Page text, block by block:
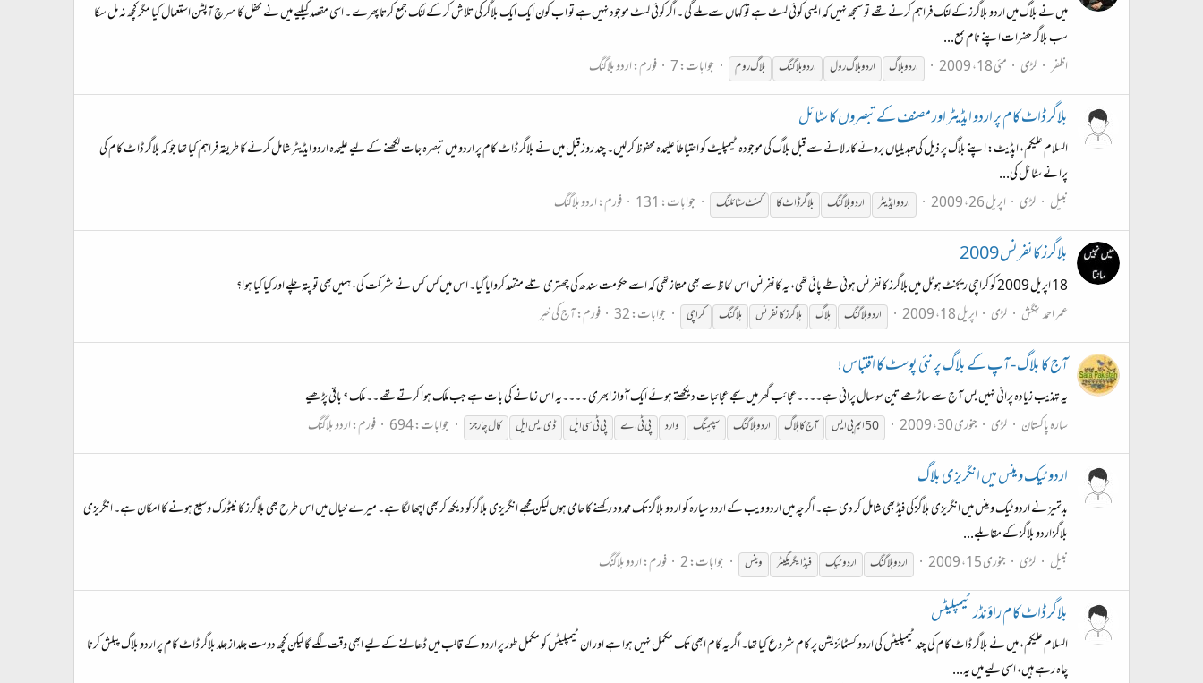
میں نے بلاگ میں اردو بلاگرز کے لنک فراہم کرنے تھے تو سمجھ نہیں کہ ایسی کوئی لسٹ ہے تو کہاں سے ملے گی ۔ اگر کوئی لسٹ‌ موجود نہیں‌ہے تو اب کون ایک ایک بلاگر کی تلاش کر کے لنک جمع کرتا پھرے ۔ اسی مقصد کیلیے میں نے محفل کا سرچ آپشن استعمال کیا مگر کچھ نہ مل سکا
سب بلاگر حضرات اپنے نام بمع...
اظفر لڑی مئی 18، 2009 اردوبلاگ اردوبلاگ رول اردوبلاگنگ بلاگ روم جوابات: 7 فورم:اردو بلاگنگ
بلاگر ڈاٹ کام پر اردو ایڈیٹر اور مصنف کے تبصروں کا سٹائل
السلام علیکم، اپڈیٹ: اپنے بلاگ پر ذیل کی تبدیلیاں بروئے کار لانے سے قبل بلاگ کی موجودہ ٹیمپلیٹ کو احتیاطاً علیحدہ محفوظ کر لیں۔ چند روز قبل میں نے بلاگر ڈاٹ کام پر اردو میں تبصرہ جات لکھنے کے لیے علیحدہ اردو ایڈیٹر شامل کرنے کا طریقہ فراہم کیا تھا جو کہ بلاگر ڈاٹ کام کی
پرانے سٹائل کی...
نبیل
لڑی اپریل 26، 2009 اردوایڈیٹر اردوبلاگنگ بلاگر ڈاٹ کا کمنٹ سٹائلنگ جوابات: 131 فورم:اردو بلاگنگ
بلاگرز کانفرنس 2009
18 اپریل 2009 کو کراچی ریجنٹ‌ہوٹل میں‌بلاگرز کانفرنس ہونی طے پائی تھی، یہ کانفرنس اس لحاظ‌سے بھی ممتاز تھی کہ اسے حکومت سندھ کی چھتری تلے منقعد کروایا گیا۔ اس میں‌کس کس نے شرکت کی، ہمیں‌بھی تو پتہ چلے اور کیا کیا ہوا؟
عمر احمد بنگش
لڑی اپریل 18، 2009 اردوبلاگنگ بلاگ بلاگرز کانفرنس بلاگنگ کراچی جوابات: 32 فورم:آج کی خبر
آج کا بلاگ - آپ کے بلاگ پر نئی پوسٹ کا اقتباس!
یہ تہذیب زیادہ پرانی نہیں بس آج سے ساڑھے تین سو سال پرانی ہے۔۔۔۔عجائب گھر میں‌سجے عجائبات دیکھتے ہوئے ایک آّواز ابھری ۔۔۔۔یہ اس زمانے کی بات ہے جب ملک ہوا کرتے تھے ۔۔ ملک ؟ باقی پڑھیے
سارہ پاکستان
لڑی جنوری 30، 2009 50 ایم بی ایس آج کا بلاگ اردوبلاگنگ سپیمنگ وارد پی ٹی اے پی ٹی سی ایل ڈی ایس ایل کال چارجز جوابات: 694 فورم:اردو بلاگنگ
اردو ٹیک وینس میں انگریزی بلاگ
بدتمیز نے اردو ٹیک وینس میں انگریزی بلاگز کی فیڈ بھی شامل کر دی ہے۔ اگرچہ میں اردو ویب کے اردو سیارہ کو اردو بلاگز تک محدود رکھنے کا حامی ہوں لیکن مجھے انگریزی بلاگز کو دیکھ کر بھی اچھا لگا ہے۔ میرے خیال میں اس طرح بھی بلاگرز کا نیٹورک وسیع ہونے کا امکان ہے۔ انگریزی
بلاگز اردو بلاگز کے مقابلے...
نبیل
لڑی جنوری 15، 2009 اردوبلاگنگ اردوٹیک فیڈ ایگریگیٹر وینس جوابات: 2 فورم:اردو بلاگنگ
بلاگر ڈاٹ کام راؤنڈر ٹیمپلیٹس
السلام علیکم، میں نے بلاگر ڈاٹ کام کی چند ٹیمپلیٹس کی اردو کسٹمائزیشن پر کام شروع کیا تھا۔ اگر یہ کام ابھی تک مکمل نہیں ہوا ہے اور ان ٹیمپلیٹس کو مکمل طور پر اردو کے قالب میں ڈھالنے کے لیے ابھی وقت لگے گا لیکن کچھ دوست جلد از جلد بلاگر ڈاٹ کام پر اردو بلاگ پبلش کرنا
چاہ رہے ہیں، اسی لیے میں یہ...